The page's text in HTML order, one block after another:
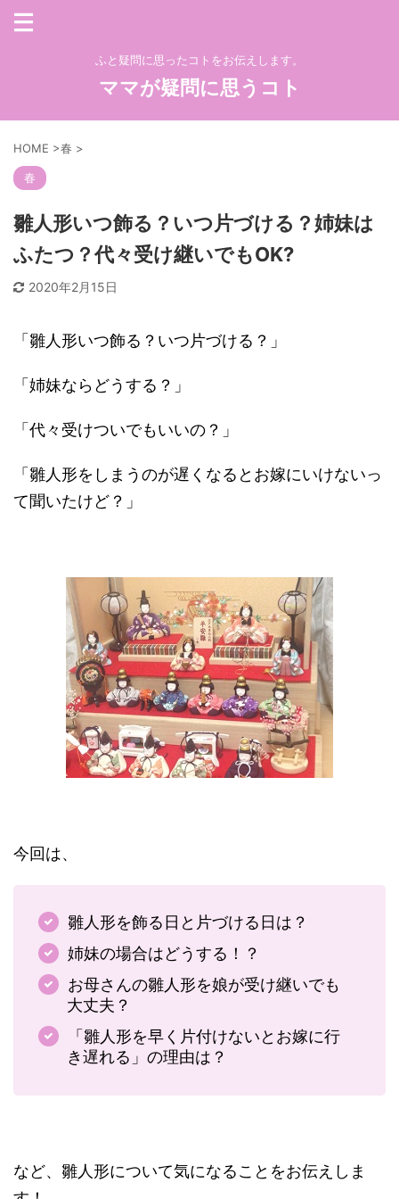
ふと疑問に思ったコトをお伝えします。
ママが疑問に思うコト
HOME >春 >
春
雛人形いつ飾る？いつ片づける？姉妹は
ふたつ？代々受け継いでもOK?
2020年2月15日
「雛人形いつ飾る？いつ片づける？」
「姉妹ならどうする？」
「代々受けついでもいいの？」
「雛人形をしまうのが遅くなるとお嫁にいけないっ
て聞いたけど？」
今回は、
雛人形を飾る日と片づける日は？
姉妹の場合はどうする！？
お母さんの雛人形を娘が受け継いでも
大丈夫？
「雛人形を早く片付けないとお嫁に行
き遅れる」の理由は？
など、雛人形について気になることをお伝えしま